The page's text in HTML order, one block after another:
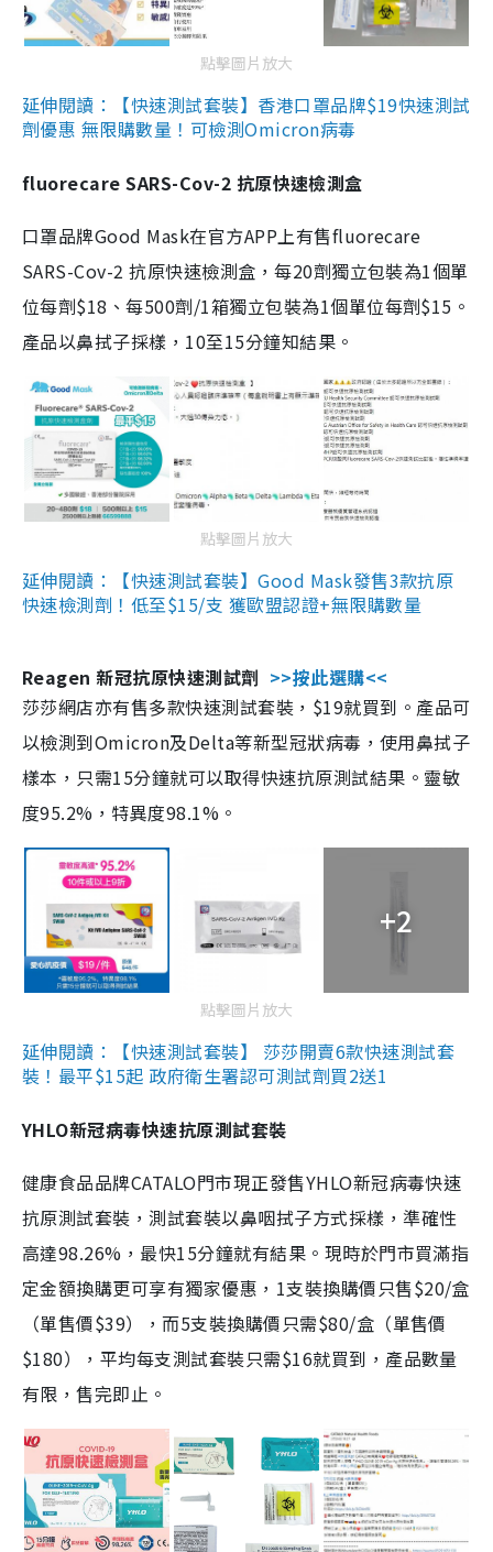
點擊圖片放大
延伸閱讀：【快速測試套裝】香港口罩品牌$19快速測試
劑優惠 無限購數量！可檢測Omicron病毒
fluorecare SARS-Cov-2 抗原快速檢測盒
口罩品牌Good Mask在官方APP上有售fluorecare
SARS-Cov-2 抗原快速檢測盒，每20劑獨立包裝為1個單
位每劑$18、每500劑/1箱獨立包裝為1個單位每劑$15。
產品以鼻拭子採樣，10至15分鐘知結果。
點擊圖片放大
延伸閱讀：【快速測試套裝】Good Mask發售3款抗原
快速檢測劑！低至$15/支 獲歐盟認證+無限購數量
Reagen 新冠抗原快速測試劑 >>按此選購<<
莎莎網店亦有售多款快速測試套裝，$19就買到。產品可
以檢測到Omicron及Delta等新型冠狀病毒，使用鼻拭子
樣本，只需15分鐘就可以取得快速抗原測試結果。靈敏
度95.2%，特異度98.1%。
+2
點擊圖片放大
延伸閱讀：【快速測試套裝】 莎莎開賣6款快速測試套
裝！最平$15起 政府衛生署認可測試劑買2送1
YHLO新冠病毒快速抗原測試套裝
健康食品品牌CATALO門市現正發售YHLO新冠病毒快速
抗原測試套裝，測試套裝以鼻咽拭子方式採樣，準確性
高達98.26%，最快15分鐘就有結果。現時於門市買滿指
定金額換購更可享有獨家優惠，1支裝換購價只售$20/盒
（單售價$39），而5支裝換購價只需$80/盒（單售價
$180），平均每支測試套裝只需$16就買到，產品數量
有限，售完即止。